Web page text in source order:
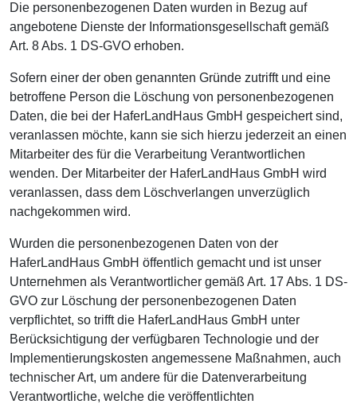
Die personenbezogenen Daten wurden in Bezug auf
angebotene Dienste der Informationsgesellschaft gemäß
Art. 8 Abs. 1 DS-GVO erhoben.
Sofern einer der oben genannten Gründe zutrifft und eine
betroffene Person die Löschung von personenbezogenen
Daten, die bei der HaferLandHaus GmbH gespeichert sind,
veranlassen möchte, kann sie sich hierzu jederzeit an einen
Mitarbeiter des für die Verarbeitung Verantwortlichen
wenden. Der Mitarbeiter der HaferLandHaus GmbH wird
veranlassen, dass dem Löschverlangen unverzüglich
nachgekommen wird.
Wurden die personenbezogenen Daten von der
HaferLandHaus GmbH öffentlich gemacht und ist unser
Unternehmen als Verantwortlicher gemäß Art. 17 Abs. 1 DS-
GVO zur Löschung der personenbezogenen Daten
verpflichtet, so trifft die HaferLandHaus GmbH unter
Berücksichtigung der verfügbaren Technologie und der
Implementierungskosten angemessene Maßnahmen, auch
technischer Art, um andere für die Datenverarbeitung
Verantwortliche, welche die veröffentlichten